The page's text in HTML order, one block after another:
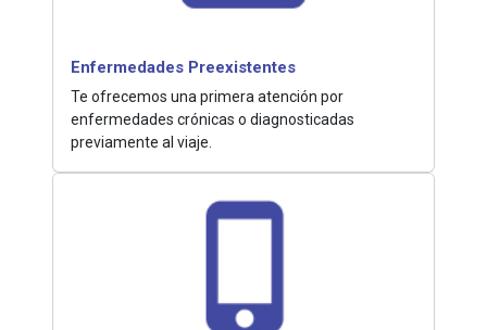
Enfermedades Preexistentes
Te ofrecemos una primera atención por
enfermedades crónicas o diagnosticadas
previamente al viaje.